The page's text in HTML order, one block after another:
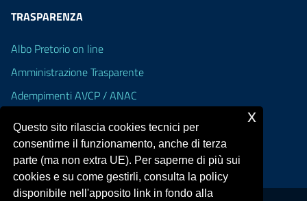
TRASPARENZA
Albo Pretorio on line
Amministrazione Trasparente
Adempimenti AVCP / ANAC
Dichiarazione di accessibilità
Questo sito rilascia cookies tecnici per
consentirne il funzionamento, anche di terza
parte (ma non extra UE). Per saperne di più sui
cookies e su come gestirli, consulta la policy
disponibile nell'apposito link in fondo alla
x